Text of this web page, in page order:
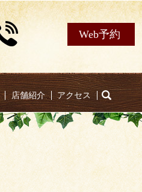
Web予約
店舗紹介 アクセス